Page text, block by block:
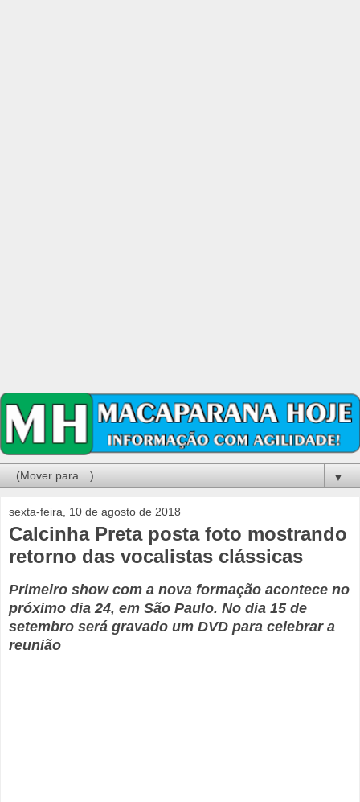
▼
sexta-feira, 10 de agosto de 2018
Calcinha Preta posta foto mostrando
retorno das vocalistas clássicas
Primeiro show com a nova formação acontece no
próximo dia 24, em São Paulo. No dia 15 de
setembro será gravado um DVD para celebrar a
reunião